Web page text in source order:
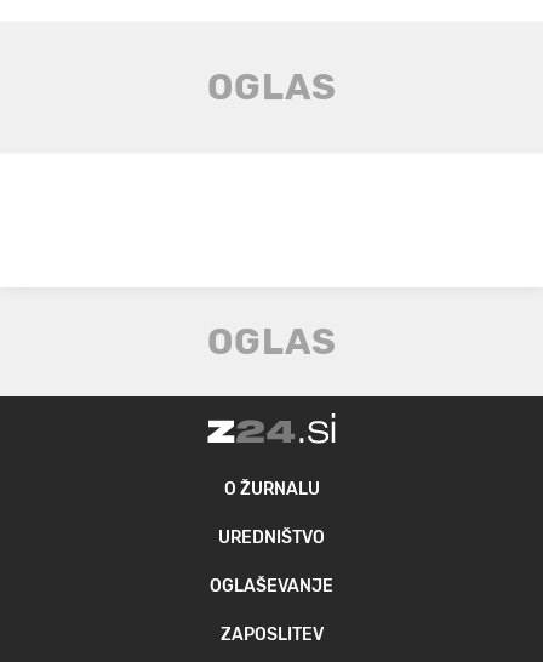
O ŽURNALU
UREDNIŠTVO
OGLAŠEVANJE
ZAPOSLITEV